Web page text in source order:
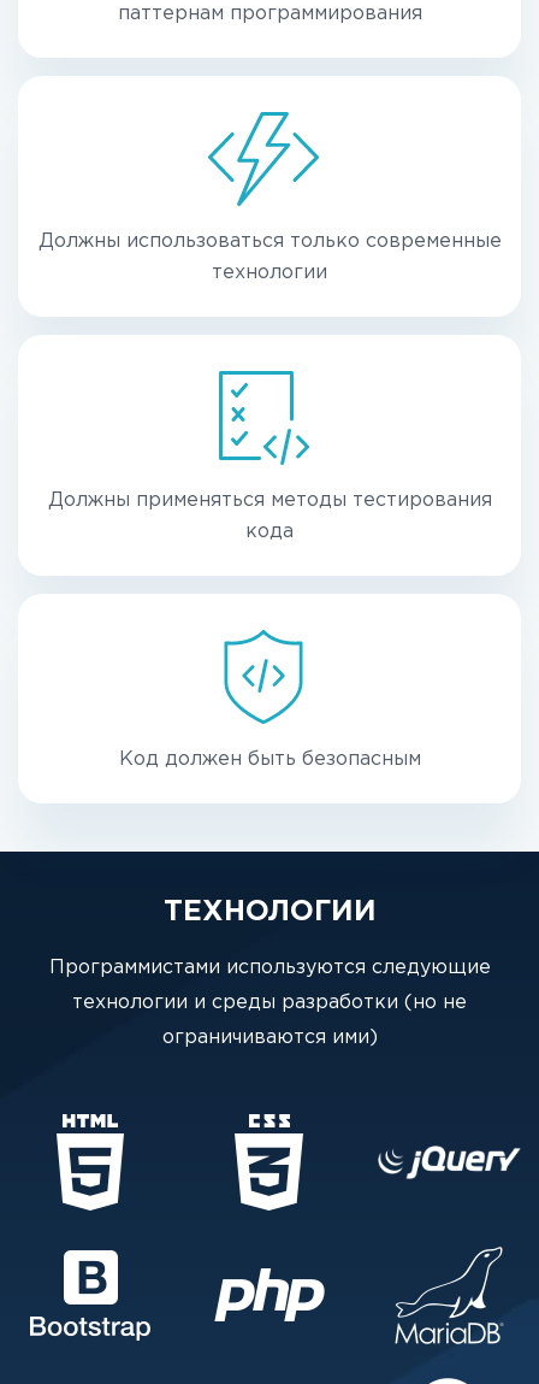
паттернам программирования
Должны использоваться только современные
технологии
Должны применяться методы тестирования
кода
Код должен быть безопасным
ТЕХНОЛОГИИ
Программистами используются следующие
технологии и среды разработки (но не
ограничиваются ими)